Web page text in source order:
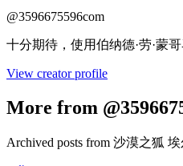
@3596675596com
十分期待，使用伯纳德·劳·蒙
View creator profile
More from
Archived posts from 沙漠之狐